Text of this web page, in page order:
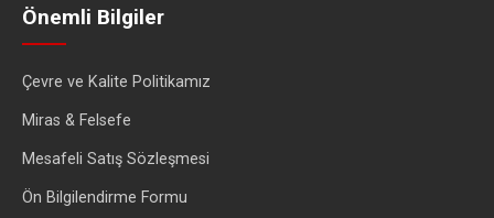
Önemli Bilgiler
Çevre ve Kalite Politikamız
Miras & Felsefe
Mesafeli Satış Sözleşmesi
Ön Bilgilendirme Formu